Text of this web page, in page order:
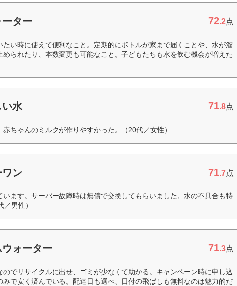
ーター 72.2点
たい時に使えて便利なこと。定期的にボトルが家まで届くことや、水が溜
められたり、本数変更も可能なこと。子どもたちも水を飲む機会が増えた
い水 71.8点
ちゃんのミルクが作りやすかった。（20代／女性）
ワン 71.7点
います。サーバー故障時は無償で交換してもらいました。水の不具合も特
男性）
ォーター 71.3点
のでリサイクルに出せ、ゴミが少なくて助かる。キャンペーン時に申し込
みで安く済んでいる。配達日も選べ、日付の飛ばしも無料なのは魅力的だ